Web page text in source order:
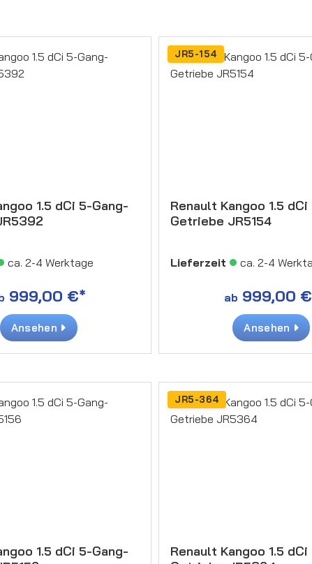
1.5 dCi 5-Gang-
ca. 2-4 Werktage
999,00 €*
Ansehen
JR5-154
Renault Kangoo 1.5
Getriebe JR5154
Lieferzeit ca. 2-4
ab 999,00
Ansehen
1.5 dCi 5-Gang-
JR5-364
Renault Kangoo 1.5